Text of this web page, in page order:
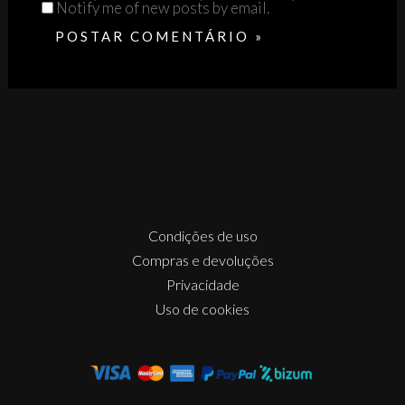
Notify me of new posts by email.
Condições de uso
Compras e devoluções
Privacidade
Uso de cookies